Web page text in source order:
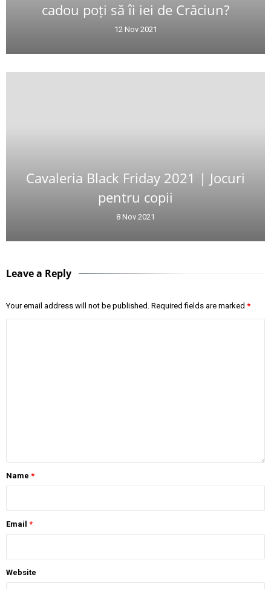
cadou poți să îi iei de Crăciun?
12 Nov 2021
Cavaleria Black Friday 2021 | Jocuri
pentru copii
8 Nov 2021
Leave a Reply
Your email address will not be published. Required fields are marked *
Name *
Email *
Website